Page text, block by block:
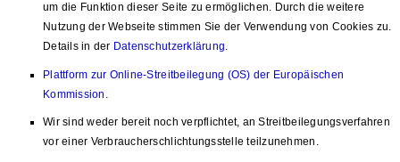
um die Funktion dieser Seite zu ermöglichen. Durch die weitere
Nutzung der Webseite stimmen Sie der Verwendung von Cookies zu.
Details in der Datenschutzerklärung.
Plattform zur Online-Streitbeilegung (OS) der Europäischen
Kommission
Wir sind weder bereit noch verpflichtet, an Streitbeilegungsverfahren
vor einer Verbraucherschlichtungsstelle teilzunehmen.